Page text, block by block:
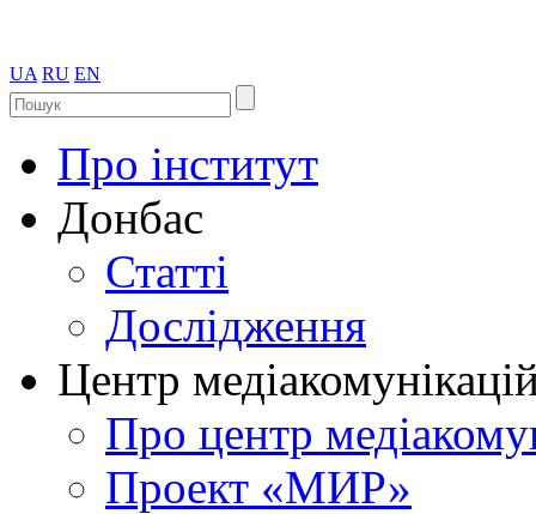
UA RU EN
Про інститут
Донбас
Статті
Дослідження
Центр
Про центр
Проект «МИР»